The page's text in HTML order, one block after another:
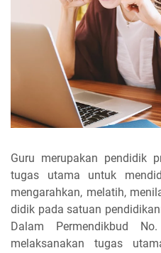
Guru merupakan pendidik
tugas utama untuk
mengarahkan, melatih,
didik pada satuan
Dalam Permendikbud
melaksanakan tugas